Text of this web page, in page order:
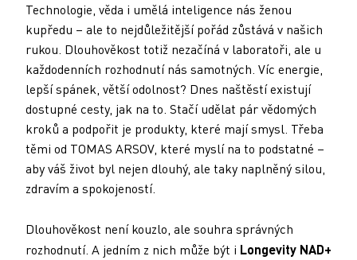
Technologie, věda i umělá inteligence nás ženou
kupředu – ale to nejdůležitější pořád zůstává v našich
rukou. Dlouhověkost totiž nezačíná v laboratoři, ale u
každodenních rozhodnutí nás samotných. Víc energie,
lepší spánek, větší odolnost? Dnes naštěstí existují
dostupné cesty, jak na to. Stačí udělat pár vědomých
kroků a podpořit je produkty, které mají smysl. Třeba
těmi od TOMAS ARSOV, které myslí na to podstatné –
aby váš život byl nejen dlouhý, ale taky naplněný silou,
zdravím a spokojeností.
Dlouhověkost není kouzlo, ale souhra správných
rozhodnutí. A jedním z nich může být i Longevity NAD+